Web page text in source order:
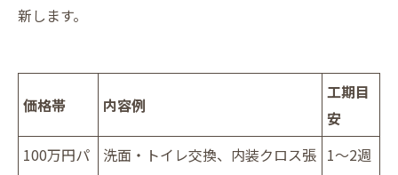
新します。
価格帯 内容例
工期目
安
100万円パ
洗面・トイレ交換、内装クロス張 1～2週